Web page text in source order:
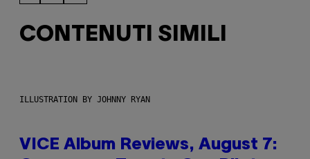
CONTENUTI SIMILI
ILLUSTRATION BY JOHNNY RYAN
VICE Album Reviews, August 7: